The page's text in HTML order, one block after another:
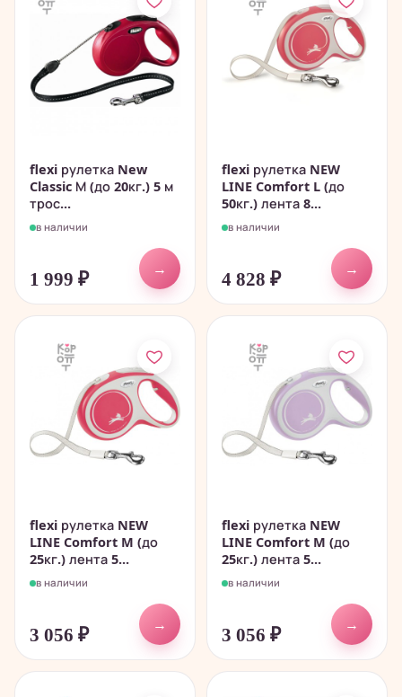
flexi рулетка New
Classic М (до 20кг.) 5 м
трос...
в наличии
1 999 ₽
→
flexi рулетка NEW
LINE Comfort L (до
50кг.) лента 8...
в наличии
4 828 ₽
→
flexi рулетка NEW
LINE Comfort M (до
25кг.) лента 5...
в наличии
3 056 ₽
→
flexi рулетка NEW
LINE Comfort M (до
25кг.) лента 5...
в наличии
3 056 ₽
→